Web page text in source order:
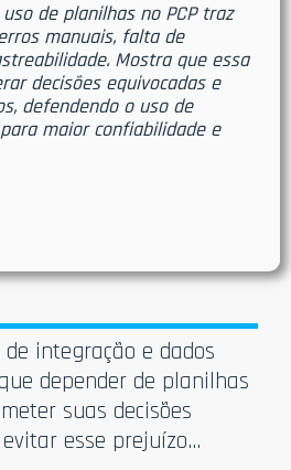
de planilhas no PCP traz
manuais, falta de
Mostra que essa
decisões equivocadas e
defendendo o uso de
maior confiabilidade e
integração e dados
depender de planilhas
suas decisões
esse prejuízo…